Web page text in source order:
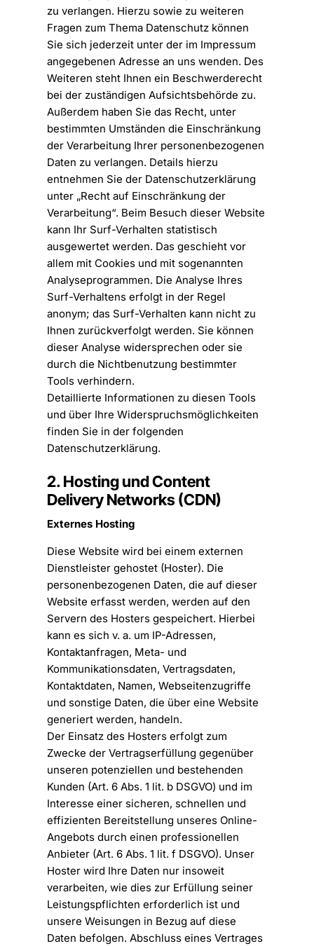
zu verlangen. Hierzu sowie zu weiteren
Fragen zum Thema Datenschutz können
Sie sich jederzeit unter der im Impressum
angegebenen Adresse an uns wenden. Des
Weiteren steht Ihnen ein Beschwerderecht
bei der zuständigen Aufsichtsbehörde zu.
Außerdem haben Sie das Recht, unter
bestimmten Umständen die Einschränkung
der Verarbeitung Ihrer personenbezogenen
Daten zu verlangen. Details hierzu
entnehmen Sie der Datenschutzerklärung
unter „Recht auf Einschränkung der
Verarbeitung“. Beim Besuch dieser Website
kann Ihr Surf-Verhalten statistisch
ausgewertet werden. Das geschieht vor
allem mit Cookies und mit sogenannten
Analyseprogrammen. Die Analyse Ihres
Surf-Verhaltens erfolgt in der Regel
anonym; das Surf-Verhalten kann nicht zu
Ihnen zurückverfolgt werden. Sie können
dieser Analyse widersprechen oder sie
durch die Nichtbenutzung bestimmter
Tools verhindern.
Detaillierte Informationen zu diesen Tools
und über Ihre Widerspruchsmöglichkeiten
finden Sie in der folgenden
Datenschutzerklärung.
2. Hosting und Content
Delivery Networks (CDN)
Externes Hosting
Diese Website wird bei einem externen
Dienstleister gehostet (Hoster). Die
personenbezogenen Daten, die auf dieser
Website erfasst werden, werden auf den
Servern des Hosters gespeichert. Hierbei
kann es sich v. a. um IP-Adressen,
Kontaktanfragen, Meta- und
Kommunikationsdaten, Vertragsdaten,
Kontaktdaten, Namen, Webseitenzugriffe
und sonstige Daten, die über eine Website
generiert werden, handeln.
Der Einsatz des Hosters erfolgt zum
Zwecke der Vertragserfüllung gegenüber
unseren potenziellen und bestehenden
Kunden (Art. 6 Abs. 1 lit. b DSGVO) und im
Interesse einer sicheren, schnellen und
effizienten Bereitstellung unseres Online-
Angebots durch einen professionellen
Anbieter (Art. 6 Abs. 1 lit. f DSGVO). Unser
Hoster wird Ihre Daten nur insoweit
verarbeiten, wie dies zur Erfüllung seiner
Leistungspflichten erforderlich ist und
unsere Weisungen in Bezug auf diese
Daten befolgen. Abschluss eines Vertrages